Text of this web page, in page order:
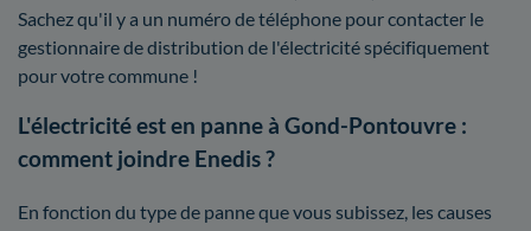
Sachez qu'il y a un numéro de téléphone pour contacter le
gestionnaire de distribution de l'électricité spécifiquement
pour votre commune !
L'électricité est en panne à Gond-Pontouvre :
comment joindre Enedis ?
En fonction du type de panne que vous subissez, les causes